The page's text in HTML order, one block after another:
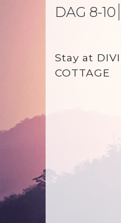
DAG 8-10
Stay at
COTTAGE